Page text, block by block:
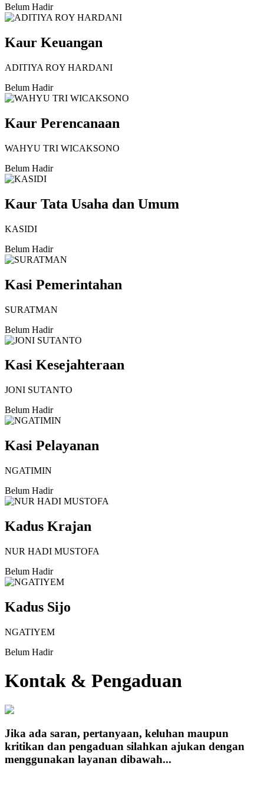
Belum Hadir
Kaur Keuangan
ADITIYA ROY HARDANI
Belum Hadir
Kaur Perencanaan
WAHYU TRI WICAKSONO
Belum Hadir
Kaur Tata Usaha dan Umum
KASIDI
Belum Hadir
Kasi Pemerintahan
SURATMAN
Belum Hadir
Kasi Kesejahteraan
JONI SUTANTO
Belum Hadir
Kasi Pelayanan
NGATIMIN
Belum Hadir
Kadus Krajan
NUR HADI MUSTOFA
Belum Hadir
Kadus Sijo
NGATIYEM
Belum Hadir
Kontak & Pengaduan
Jika ada saran, pertanyaan, keluhan maupun
kritikan dan pengaduan silahkan ajukan dengan
menggunakan layanan dibawah...